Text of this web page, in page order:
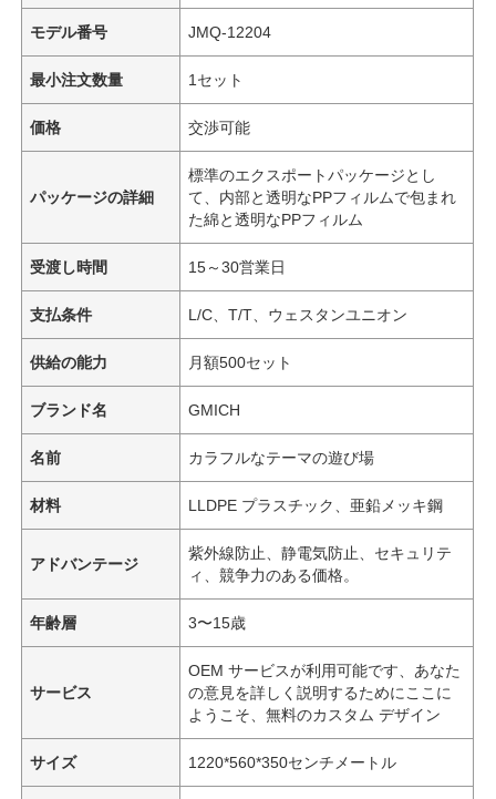
モデル番号 JMQ-12204
最小注文数量 1セット
価格 交渉可能
パッケージの詳細
標準のエクスポートパッケージとし
て、内部と透明なPPフィルムで包まれ
た綿と透明なPPフィルム
受渡し時間 15～30営業日
支払条件 L/C、T/T、ウェスタンユニオン
供給の能力 月額500セット
ブランド名 GMICH
名前 カラフルなテーマの遊び場
材料 LLDPE プラスチック、亜鉛メッキ鋼
アドバンテージ
紫外線防止、静電気防止、セキュリテ
ィ、競争力のある価格。
年齢層 3〜15歳
サービス
OEM サービスが利用可能です、あなた
の意見を詳しく説明するためにここに
ようこそ、無料のカスタム デザイン
サイズ 1220*560*350センチメートル